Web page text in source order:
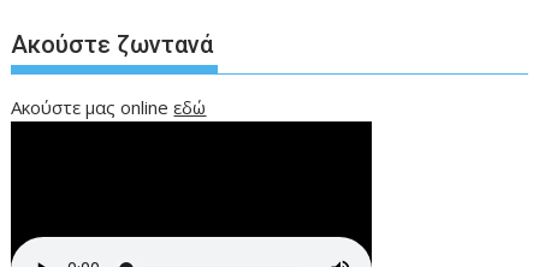
Ακούστε ζωντανά
Ακούστε μας onlineεδώ